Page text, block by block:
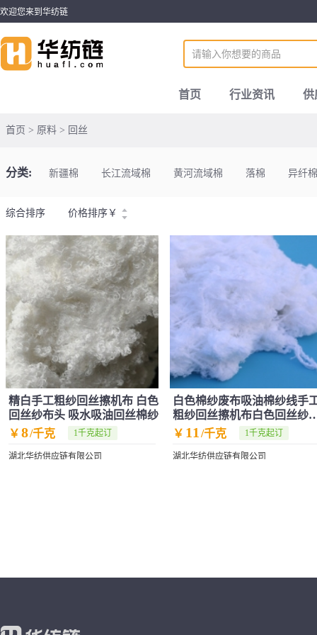
欢迎您来到华纺链
首页 行业资讯 供
首页 > 原料 > 回丝
分类: 新疆棉 长江流域棉 黄河流域棉 落棉 异纤棉
综合排序 价格排序 ￥
精白手工粗纱回丝擦机布 白色
回丝纱布头 吸水吸油回丝棉纱
￥ 8/千克 1千克起订
湖北华纺供应链有限公司
白色棉纱废布吸油棉纱线手
粗纱回丝擦机布白色回丝纱
头棉纱
￥ 11 /千克 1千克起订
湖北华纺供应链有限公司